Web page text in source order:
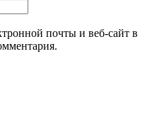
почты и веб-сайт в